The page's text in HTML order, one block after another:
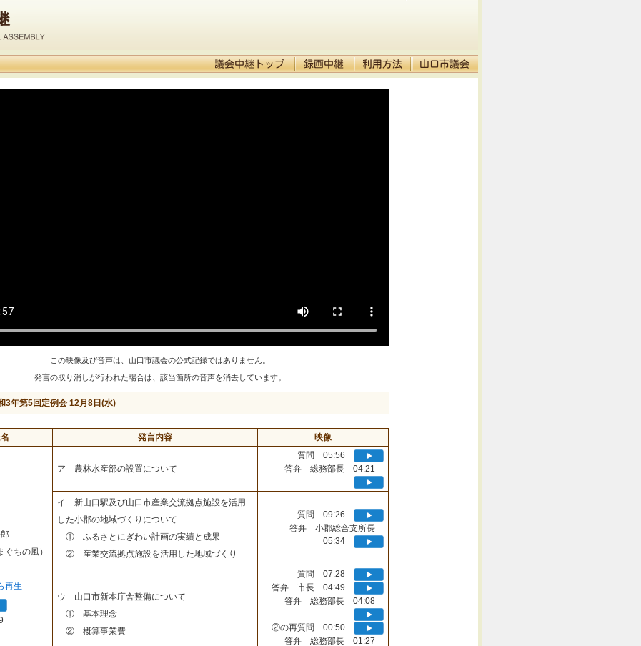
この映像及び音声は、山口市議会の公式記録ではありません。
発言の取り消しが行われた場合は、該当箇所の音声を消去しています。
3年第5回定例会 12月8日(水)
発言内容 映像
ちの風）
再生
ア 農林水産部の設置について
質問 05:56
答弁 総務部長 04:21
イ 新山口駅及び山口市産業交流拠点施設を活用
した小郡の地域づくりについて
① ふるさとにぎわい計画の実績と成果
② 産業交流拠点施設を活用した地域づくり
質問 09:26
答弁 小郡総合支所長
05:34
ウ 山口市新本庁舎整備について
① 基本理念
② 概算事業費
質問 07:28
答弁 市長 04:49
答弁 総務部長 04:08
②の再質問 00:50
答弁 総務部長 01:27